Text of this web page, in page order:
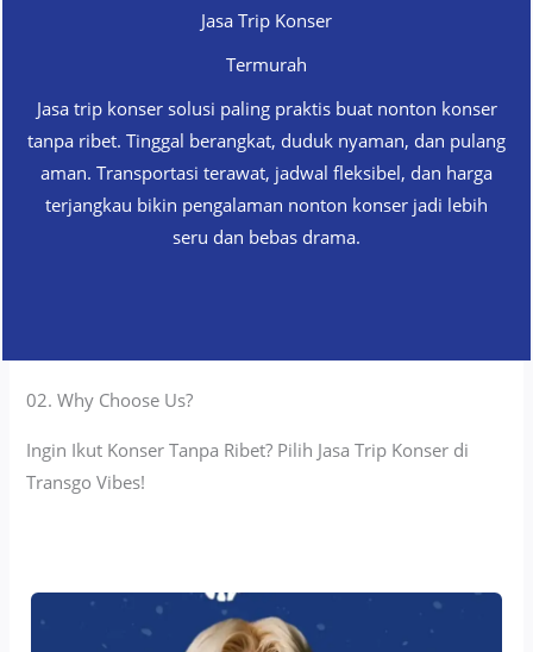
Jasa Trip Konser
Termurah
Jasa trip konser solusi paling praktis buat nonton konser
tanpa ribet. Tinggal berangkat, duduk nyaman, dan pulang
aman. Transportasi terawat, jadwal fleksibel, dan harga
terjangkau bikin pengalaman nonton konser jadi lebih
seru dan bebas drama.
02. Why Choose Us?
Ingin Ikut Konser Tanpa Ribet? Pilih Jasa Trip Konser di
Transgo Vibes!